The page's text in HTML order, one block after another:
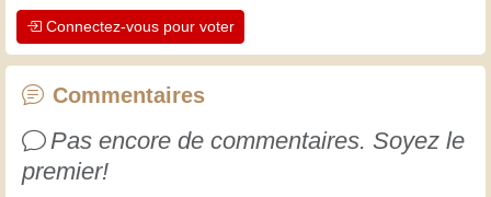
professionnels. Apprenons ensemble ;
chaque jour est une occasion de
progresser. Amusez-vous bien !
Connectez-vous pour voter
Commentaires
Pas encore de commentaires. Soyez le
premier!